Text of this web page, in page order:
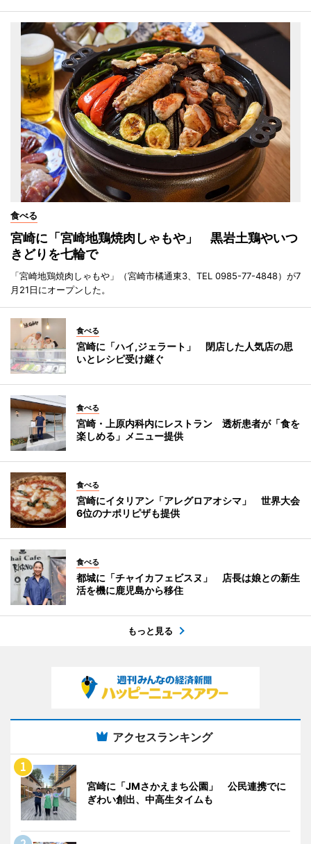
食べる
宮崎に「宮崎地鶏焼肉しゃもや」 黒岩土鶏やいつ
きどりを七輪で
「宮崎地鶏焼肉しゃもや」（宮崎市橘通東3、TEL 0985-77-4848）が7
月21日にオープンした。
食べる
宮崎に「ハイ,ジェラート」 閉店した人気店の思
いとレシピ受け継ぐ
食べる
宮崎・上原内科内にレストラン 透析患者が「食を
楽しめる」メニュー提供
食べる
宮崎にイタリアン「アレグロアオシマ」 世界大会
6位のナポリピザも提供
食べる
都城に「チャイカフェビスヌ」 店長は娘との新生
活を機に鹿児島から移住
もっと見る
アクセスランキング
宮崎に「JMさかえまち公園」 公民連携でに
ぎわい創出、中高生タイムも